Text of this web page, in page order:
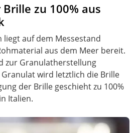
zu 100% aus
auf dem Messestand
aus dem Meer bereit.
zur Granulatherstellung
wird letztlich die Brille
der Brille geschieht zu 100%
Italien.